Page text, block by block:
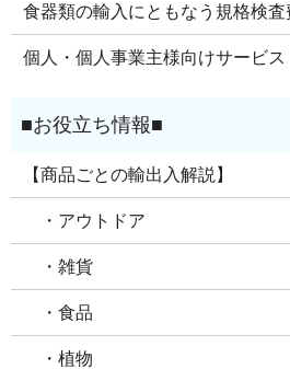
食器類の輸入にともなう規格検
個人・個人事業主様向けサービス
【商品ごとの輸出入解説】
・アウトドア
・雑貨
・食品
・植物